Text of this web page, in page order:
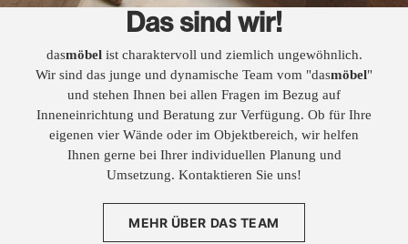
Das sind wir!
dasmöbelist charaktervoll und ziemlich ungewöhnlich.
Wir sind das junge und dynamische Team vom "dasmöbel"
und stehen Ihnen bei allen Fragen im Bezug auf
Inneneinrichtung und Beratung zur Verfügung. Ob für Ihre
eigenen vier Wände oder im Objektbereich, wir helfen
Ihnen gerne bei Ihrer individuellen Planung und
Umsetzung. Kontaktieren Sie uns!
MEHR ÜBER DAS TEAM